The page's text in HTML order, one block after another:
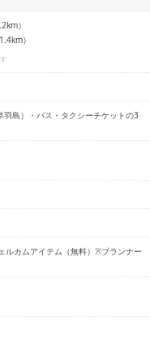
km）
1.4km）
島）・バス・タクシーチケットの3
ルカムアイテム（無料）※プランナー